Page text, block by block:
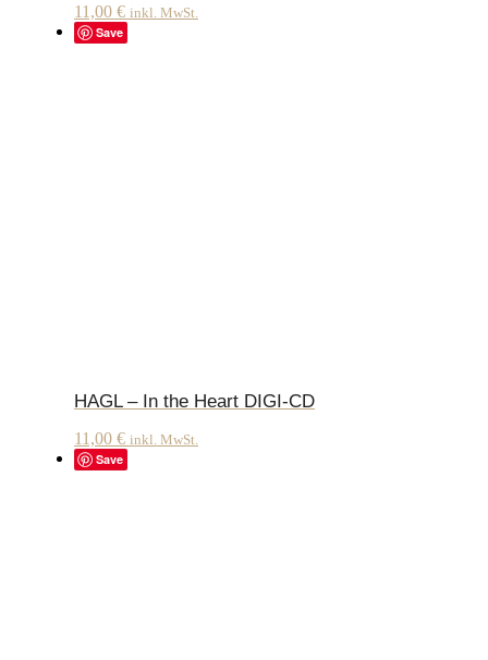
11,00 € inkl. MwSt.
Save
HAGL – In the Heart DIGI-CD
11,00 € inkl. MwSt.
Save